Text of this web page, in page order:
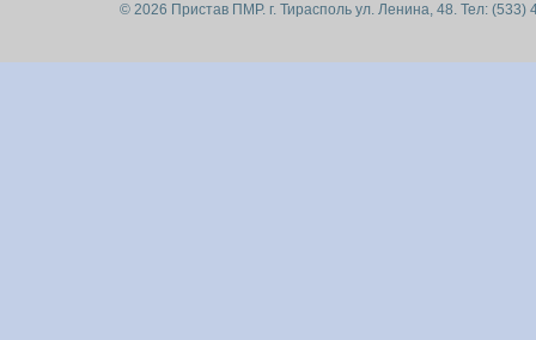
© 2026 Пристав ПМР. г. Тирасполь ул. Ленина, 48. Тел: (533)